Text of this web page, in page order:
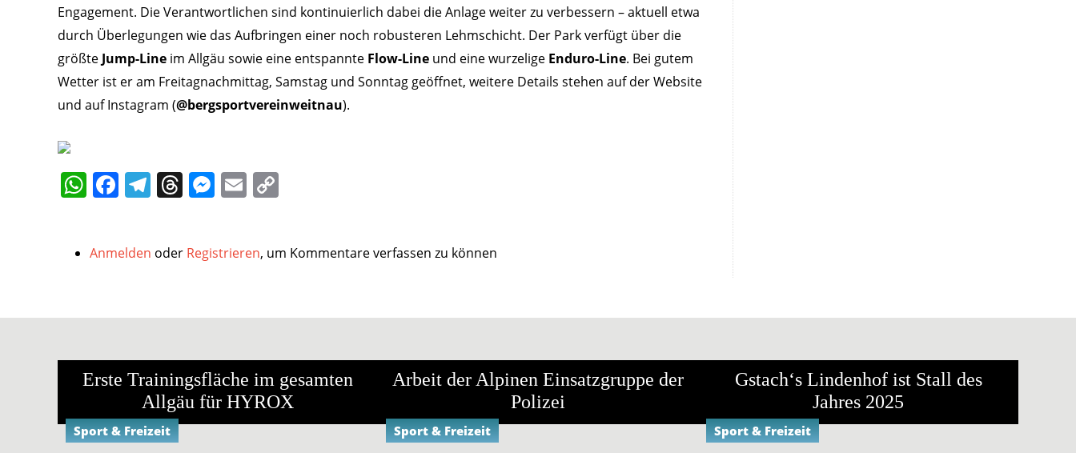
Engagement. Die Verantwortlichen sind kontinuierlich dabei die Anlage weiter zu verbessern – aktuell etwa
durch Überlegungen wie das Aufbringen einer noch robusteren Lehmschicht. Der Park verfügt über die
größte Jump-Line im Allgäu sowie eine entspannte Flow-Line und eine wurzelige Enduro-Line. Bei gutem
Wetter ist er am Freitagnachmittag, Samstag und Sonntag geöffnet, weitere Details stehen auf der Website
und auf Instagram (@bergsportvereinweitnau).
WhatsApp
Facebook
Telegram
Threads
Messenger
Email
Anmelden oder Registrieren, um Kommentare verfassen zu können
Ähnliche Ereignisse
Erste Trainingsfläche im gesamten
Allgäu für HYROX
Sport & Freizeit
Arbeit der Alpinen Einsatzgruppe der
Polizei
Sport & Freizeit
Gstach‘s Lindenhof ist Stall des
Jahres 2025
Sport & Freizeit